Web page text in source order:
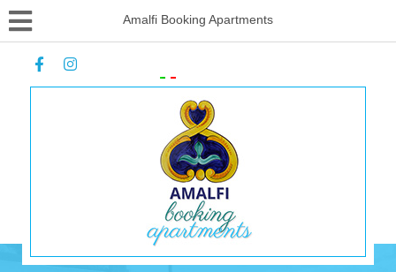
Amalfi Booking Apartments